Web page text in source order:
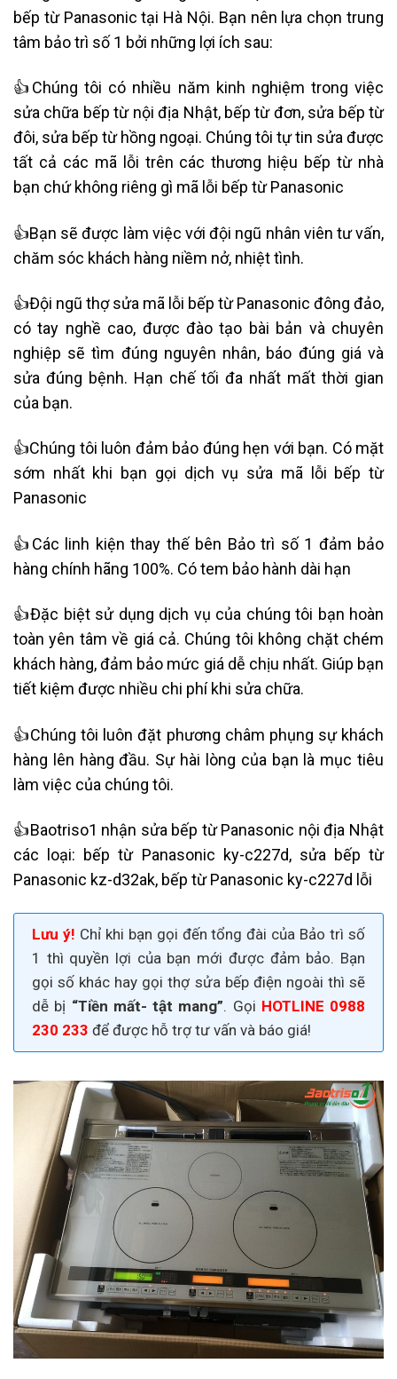
bếp từ Panasonic tại Hà Nội. Bạn nên lựa chọn trung
tâm bảo trì số 1 bởi những lợi ích sau:
👍Chúng tôi có nhiều năm kinh nghiệm trong việc
sửa chữa bếp từ nội địa Nhật, bếp từ đơn, sửa bếp từ
đôi, sửa bếp từ hồng ngoại. Chúng tôi tự tin sửa được
tất cả các mã lỗi trên các thương hiệu bếp từ nhà
bạn chứ không riêng gì mã lỗi bếp từ Panasonic
👍Bạn sẽ được làm việc với đội ngũ nhân viên tư vấn,
chăm sóc khách hàng niềm nở, nhiệt tình.
👍Đội ngũ thợ sửa mã lỗi bếp từ Panasonic đông đảo,
có tay nghề cao, được đào tạo bài bản và chuyên
nghiệp sẽ tìm đúng nguyên nhân, báo đúng giá và
sửa đúng bệnh. Hạn chế tối đa nhất mất thời gian
của bạn.
👍Chúng tôi luôn đảm bảo đúng hẹn với bạn. Có mặt
sớm nhất khi bạn gọi dịch vụ sửa mã lỗi bếp từ
Panasonic
👍Các linh kiện thay thế bên Bảo trì số 1 đảm bảo
hàng chính hãng 100%. Có tem bảo hành dài hạn
👍Đặc biệt sử dụng dịch vụ của chúng tôi bạn hoàn
toàn yên tâm về giá cả. Chúng tôi không chặt chém
khách hàng, đảm bảo mức giá dễ chịu nhất. Giúp bạn
tiết kiệm được nhiều chi phí khi sửa chữa.
👍Chúng tôi luôn đặt phương châm phụng sự khách
hàng lên hàng đầu. Sự hài lòng của bạn là mục tiêu
làm việc của chúng tôi.
👍Baotriso1 nhận sửa bếp từ Panasonic nội địa Nhật
các loại: bếp từ Panasonic ky-c227d, sửa bếp từ
Panasonic kz-d32ak, bếp từ Panasonic ky-c227d lỗi
Lưu ý! Chỉ khi bạn gọi đến tổng đài của Bảo trì số
1 thì quyền lợi của bạn mới được đảm bảo. Bạn
gọi số khác hay gọi thợ sửa bếp điện ngoài thì sẽ
dễ bị “Tiền mất- tật mang”. Gọi HOTLINE 0988
230 233 để được hỗ trợ tư vấn và báo giá!